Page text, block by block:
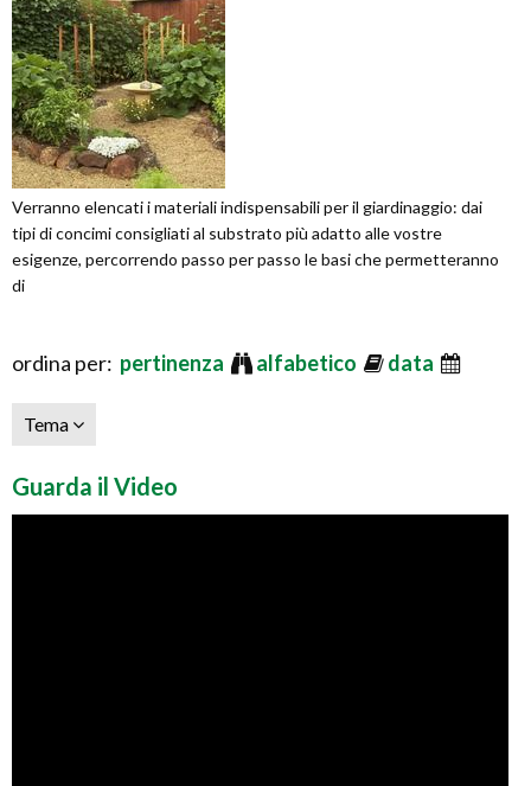
Verranno elencati i materiali indispensabili per il giardinaggio: dai
tipi di concimi consigliati al substrato più adatto alle vostre
esigenze, percorrendo passo per passo le basi che permetteranno
di
ordina per: pertinenza alfabetico data
Tema
Guarda il Video